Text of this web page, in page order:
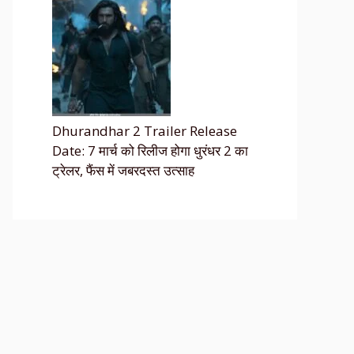
Dhurandhar 2 Trailer Release
Date: 7 मार्च को रिलीज होगा धुरंधर 2 का
ट्रेलर, फैंस में जबरदस्त उत्साह